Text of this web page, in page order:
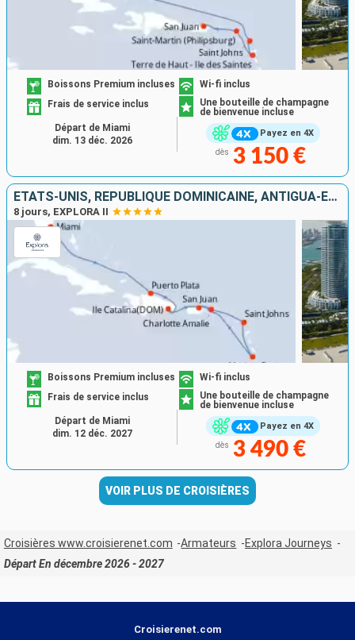
Payez en 4X
Boissons Premium incluses
Wi-fi inclus
Frais de service inclus
Une bouteille de champagne
de bienvenue incluse
dès 3 150 €
Départ de Miami
dim. 13 déc. 2026
ÉTATS-UNIS, RÉPUBLIQUE DOMINICAINE, ANTIGUA-ET-BARBUDA, SAINTE-LUCIE, PORTO RICO
8 jours, EXPLORA II
Payez en 4X
Boissons Premium incluses
Wi-fi inclus
Frais de service inclus
Une bouteille de champagne
de bienvenue incluse
dès 3 490 €
Départ de Miami
dim. 12 déc. 2027
VOIR PLUS DE CROISIÈRES
Croisières www.croisierenet.com Armateurs
Explora Journeys
Départ En décembre 2026 - 2027
Croisierenet.com